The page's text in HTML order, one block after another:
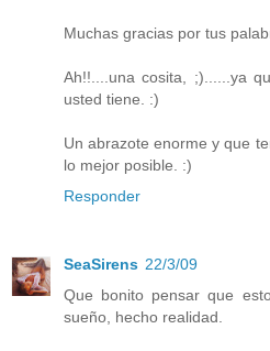
Muchas gracias por tus
Ah!!....una cosita, ;)......ya
usted tiene. :)
Un abrazote enorme y que
lo mejor posible. :)
Responder
SeaSirens 22/3/09
Que bonito pensar que
sueño, hecho realidad.